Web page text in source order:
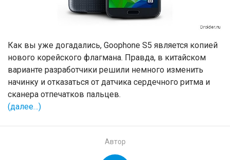
Как вы уже догадались, Goophone S5 является копией
нового корейского флагмана. Правда, в китайском
варианте разработчики решили немного изменить
начинку и отказаться от датчика сердечного ритма и
сканера отпечатков пальцев.
(далее…)
Автор